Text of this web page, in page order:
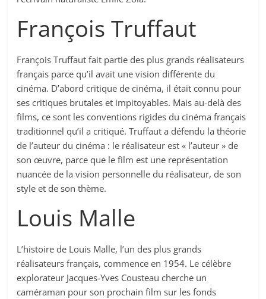
François Truffaut
François Truffaut fait partie des plus grands réalisateurs
français parce qu’il avait une vision différente du
cinéma. D’abord critique de cinéma, il était connu pour
ses critiques brutales et impitoyables. Mais au-delà des
films, ce sont les conventions rigides du cinéma français
traditionnel qu’il a critiqué. Truffaut a défendu la théorie
de l’auteur du cinéma : le réalisateur est « l’auteur » de
son œuvre, parce que le film est une représentation
nuancée de la vision personnelle du réalisateur, de son
style et de son thème.
Louis Malle
L’histoire de Louis Malle, l’un des plus grands
réalisateurs français, commence en 1954. Le célèbre
explorateur Jacques-Yves Cousteau cherche un
caméraman pour son prochain film sur les fonds